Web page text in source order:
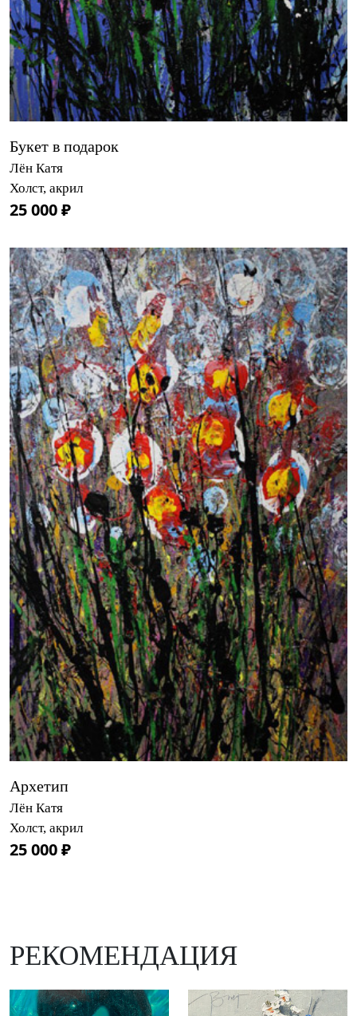
Букет в подарок
Лён Катя
Холст, акрил
25 000 ₽
Архетип
Лён Катя
Холст, акрил
25 000 ₽
РЕКОМЕНДАЦИЯ